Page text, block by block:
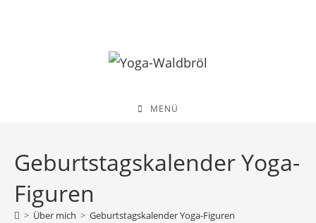
MENÜ
Geburtstagskalender Yoga-
Figuren
> Über mich > Geburtstagskalender Yoga-Figuren